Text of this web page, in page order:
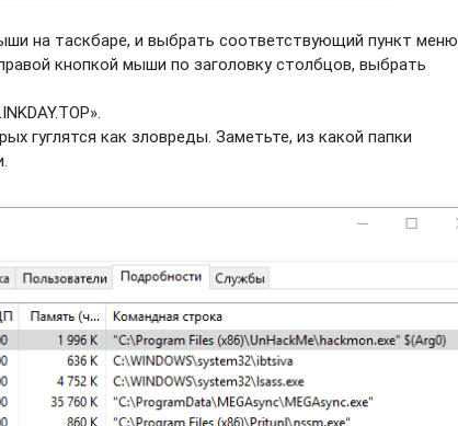
на таскбаре, и выбрать соотвeтствующий пункт меню.
кнопкой мыши по заголовку столбцов, выбрать
гуглятся как зловреды. Заметьте, из какой папки